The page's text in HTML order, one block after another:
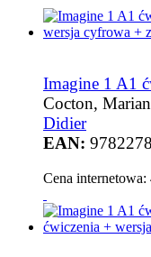
Imagine 1 A1
Cocton,
Didier
EAN:
Cena internetowa: